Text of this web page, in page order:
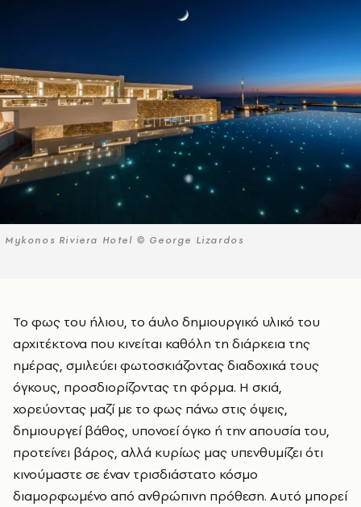
Mykonos Riviera Hotel © George Lizardos
Το φως του ήλιου, το άυλο δημιουργικό υλικό του
αρχιτέκτονα που κινείται καθόλη τη διάρκεια της
ημέρας, σμιλεύει φωτοσκιάζοντας διαδοχικά τους
όγκους, προσδιορίζοντας τη φόρμα. Η σκιά,
χορεύοντας μαζί με το φως πάνω στις όψεις,
δημιουργεί βάθος, υπονοεί όγκο ή την απουσία του,
προτείνει βάρος, αλλά κυρίως μας υπενθυμίζει ότι
κινούμαστε σε έναν τρισδιάστατο κόσμο
διαμορφωμένο από ανθρώπινη πρόθεση. Αυτό μπορεί